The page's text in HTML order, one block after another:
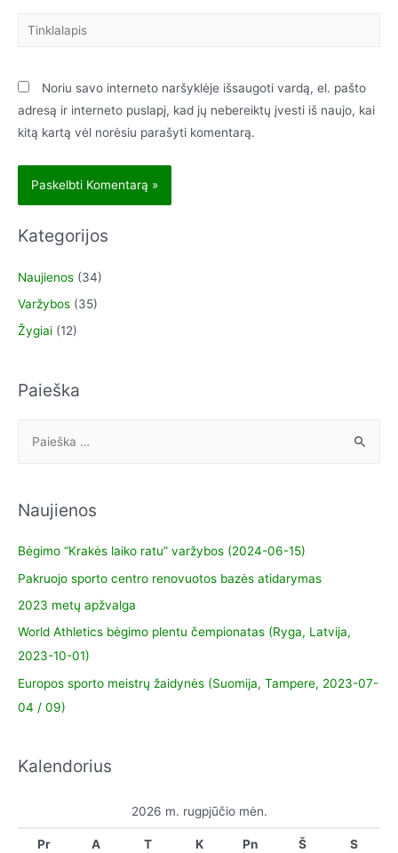
Noriu savo interneto naršyklėje išsaugoti vardą, el. pašto
adresą ir interneto puslapį, kad jų nebereiktų įvesti iš naujo, kai
kitą kartą vėl norėsiu parašyti komentarą.
Kategorijos
Naujienos (34)
Varžybos (35)
Žygiai (12)
Paieška
Naujienos
Bėgimo “Krakės laiko ratu” varžybos (2024-06-15)
Pakruojo sporto centro renovuotos bazės atidarymas
2023 metų apžvalga
World Athletics bėgimo plentu čempionatas (Ryga, Latvija,
2023-10-01)
Europos sporto meistrų žaidynės (Suomija, Tampere, 2023-07-
04 / 09)
Kalendorius
2026 m. rugpjūčio mėn.
Pr A T K Pn Š S